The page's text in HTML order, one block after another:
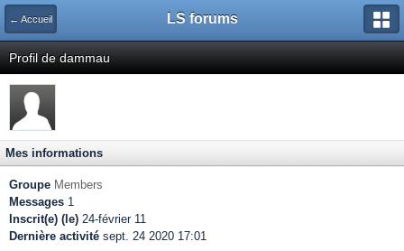
← Accueil LS forums
Profil de dammau
Mes informations
Groupe Members
Messages 1
Inscrit(e) (le) 24-février 11
Dernière activité sept. 24 2020 17:01